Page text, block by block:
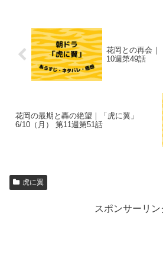
花岡との再会｜
10週第49話
花岡の最期と轟の絶望｜「虎に翼」
6/10（月） 第11週第51話
虎に翼
スポンサーリン